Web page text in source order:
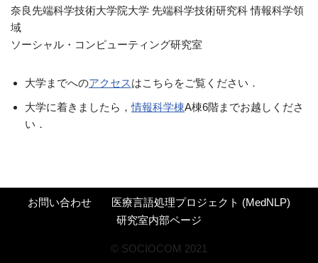
奈良先端科学技術大学院大学 先端科学技術研究科 情報科学領
域
ソーシャル・コンピューティング研究室
大学までへのアクセスはこちらをご覧ください．
大学に着きましたら，情報科学棟A棟6階までお越しくださ
い．
お問い合わせ
医療言語処理プロジェクト (MedNLP)
研究室内部ページ
©︎ SOCIOCOM 2021